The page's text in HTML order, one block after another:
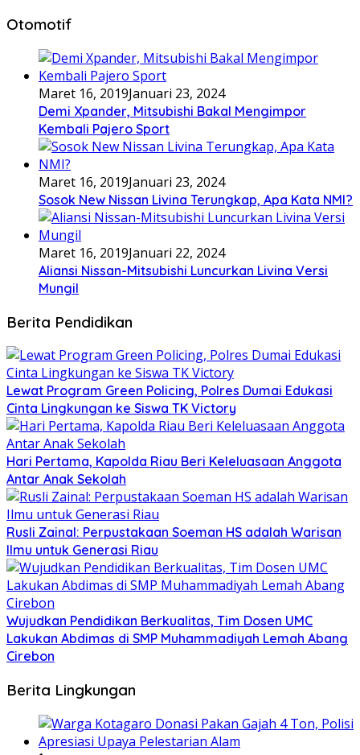
Otomotif
Maret 16, 2019Januari 23, 2024
Demi Xpander, Mitsubishi Bakal Mengimpor
Kembali Pajero Sport
Maret 16, 2019Januari 23, 2024
Sosok New Nissan Livina Terungkap, Apa Kata NMI?
Maret 16, 2019Januari 22, 2024
Aliansi Nissan-Mitsubishi Luncurkan Livina Versi
Mungil
Berita Pendidikan
Lewat Program Green Policing, Polres Dumai Edukasi
Cinta Lingkungan ke Siswa TK Victory
Hari Pertama, Kapolda Riau Beri Keleluasaan Anggota
Antar Anak Sekolah
Rusli Zainal: Perpustakaan Soeman HS adalah Warisan
Ilmu untuk Generasi Riau
Wujudkan Pendidikan Berkualitas, Tim Dosen UMC
Lakukan Abdimas di SMP Muhammadiyah Lemah Abang
Cirebon
Berita Lingkungan